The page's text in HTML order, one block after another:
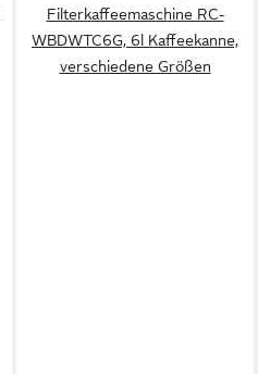
Filterkaffeemaschine RC-
WBDWTC6G, 6l Kaffeekanne,
verschiedene Größen